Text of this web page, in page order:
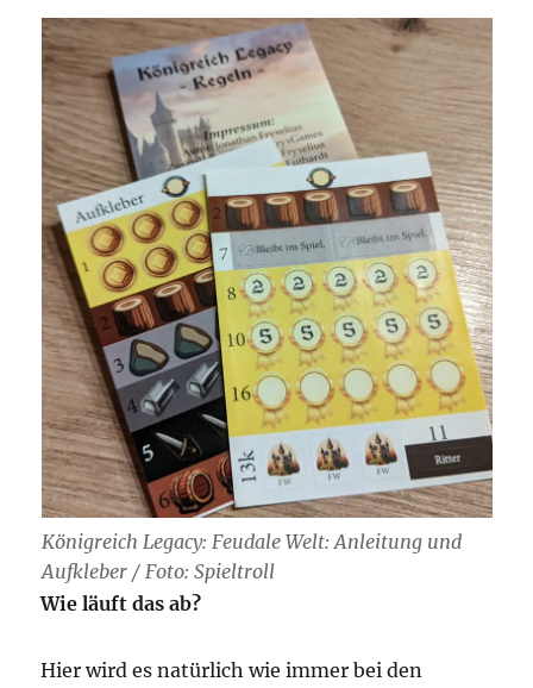
Königreich Legacy: Feudale Welt: Anleitung und
Aufkleber / Foto: Spieltroll
Wie läuft das ab?
Hier wird es natürlich wie immer bei den